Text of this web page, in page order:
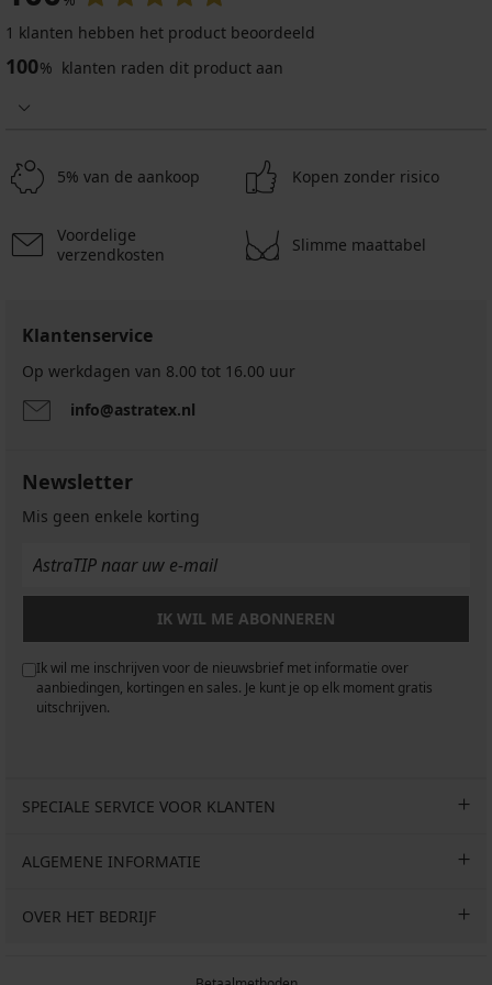
1 klanten hebben het product beoordeeld
100% klanten raden dit product aan
5% van de aankoop Kopen zonder risico
Voordelige
verzendkosten
Slimme maattabel
Klantenservice
Op werkdagen van 8.00 tot 16.00 uur
info@astratex.nl
Newsletter
Mis geen enkele korting
IK WIL ME ABONNEREN
Ik wil me inschrijven voor de nieuwsbrief met informatie over
aanbiedingen, kortingen en sales. Je kunt je op elk moment gratis
uitschrijven.
SPECIALE SERVICE VOOR KLANTEN
ALGEMENE INFORMATIE
OVER HET BEDRIJF